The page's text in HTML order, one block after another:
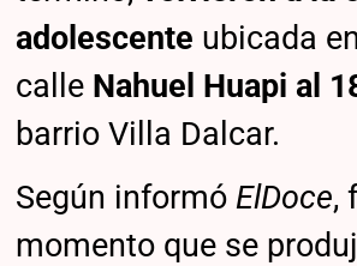
adolescente ubicada
calle Nahuel Huapi al
barrio Villa Dalcar.
Según informóElDoce,
momento que se